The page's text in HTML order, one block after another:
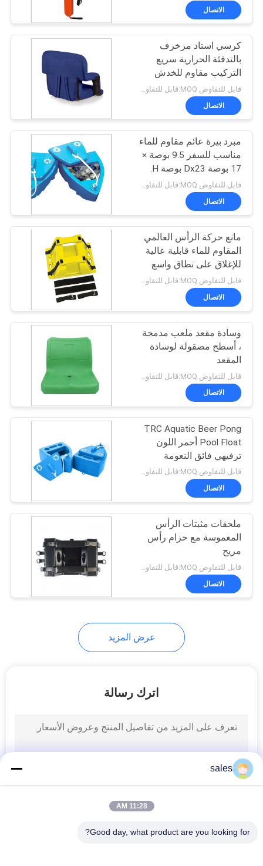
خريطة
الموقع
PRIVACY
POLICY
كرسي حمام السباحة
الرغوي
سرج بركة رغوة
32
سترة نجاة من الفوم
25
أنبوب الإنقاذ حرس
الإنقاذ
10
مانع حركة الرأس
العالمي
16
مبرد البيرة العائم
وسادة ركوع إسفنجية
23
الاتصال
كرسي استاد مزخرف
بالتدفئة الحرارية سريع
التركيب مقاوم للخدش
قابل للتفاوض MOQ:قابل للتفاوض
الاتصال
مبرد بيرة عائم مقاوم للماء
مناسب للسفر 9.5 بوصة ×
17 بوصة Dx23 بوصة H.
الاتصال
مانع حركة الرأس العالمي
المقاوم للماء قابلية عالية
للإغلاق على نطاق واسع
وسريع
الاتصال
وسادة مقعد ملعب مدمجة
، أسطح مصقولة لوسادة
المقعد
الاتصال
TRC Aquatic Beer Pong
Pool Float أحمر اللون
ترفيهي فائق النعومة
قابل للتفاوض MOQ:قابل للتفاوض
الاتصال
ملحقات مثبتات الرأس
المغموسة مع حزام رأس
مريح
قابل للتفاوض MOQ:قابل للتفاوض
الاتصال
عرض المزيد
اترك رسالة
sales
11:28 AM
Good day, what product are you looking for?